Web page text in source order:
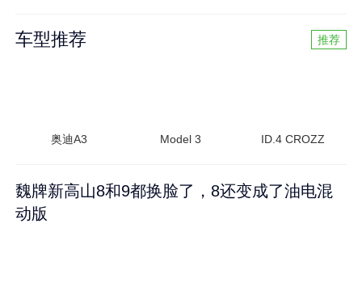
车型推荐 推荐
奥迪A3 Model 3 ID.4 CROZZ
魏牌新高山8和9都换脸了，8还变成了油电混
动版